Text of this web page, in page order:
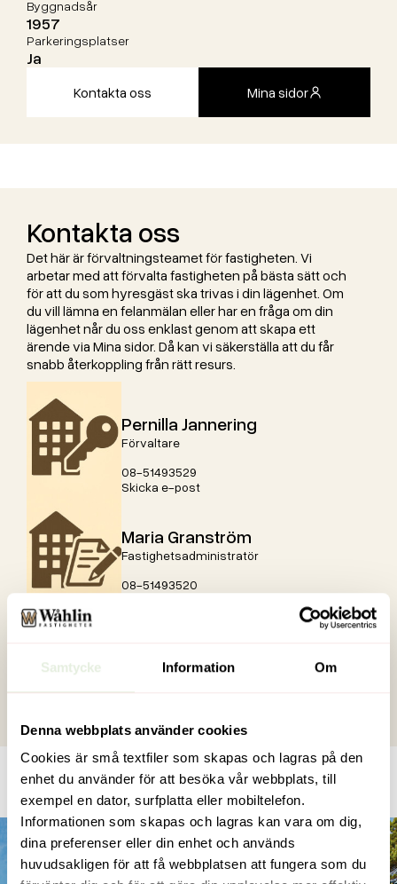
Samtycke Information Om
Denna webbplats använder cookies
Cookies är små textfiler som skapas och lagras på den
enhet du använder för att besöka vår webbplats, till
exempel en dator, surfplatta eller mobiltelefon.
Informationen som skapas och lagras kan vara om dig,
dina preferenser eller din enhet och används
huvudsakligen för att få webbplatsen att fungera som du
Byggnadsår
1957
Parkeringsplatser
Ja
Kontakta oss Mina sidor
Kontakta oss
Det här är förvaltningsteamet för fastigheten. Vi
arbetar med att förvalta fastigheten på bästa sätt och
för att du som hyresgäst ska trivas i din lägenhet. Om
du vill lämna en felanmälan eller har en fråga om din
lägenhet når du oss enklast genom att skapa ett
ärende via Mina sidor. Då kan vi säkerställa att du får
snabb återkoppling från rätt resurs.
Pernilla Jannering
Förvaltare
08-51493529
Skicka e-post
Maria Granström
Fastighetsadministratör
08-51493520
Mikayil Tümer